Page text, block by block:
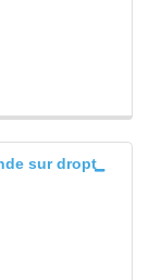
sur dropt